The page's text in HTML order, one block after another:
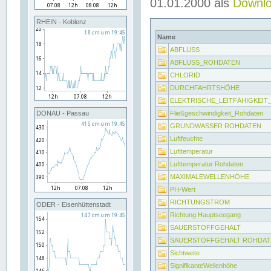
RHEIN - Koblenz
DONAU - Passau
ODER - Eisenhüttenstadt
01.01.2000 als
Name
ABFLUSS
ABFLUSS_ROHDATEN
CHLORID
DURCHFAHRTSHÖHE
Fließgeschwindigkeit_Rohdaten
GRUNDWASSER ROHDATEN
Luftfeuchte
Lufttemperatur
Lufttemperatur Rohdaten
MAXIMALEWELLENHÖHE
PH-Wert
RICHTUNGSTROM
Richtung Hauptseegang
SAUERSTOFFGEHALT
SAUERSTOFFGEHALT
Sichtweite
SignifikanteWellenhöhe